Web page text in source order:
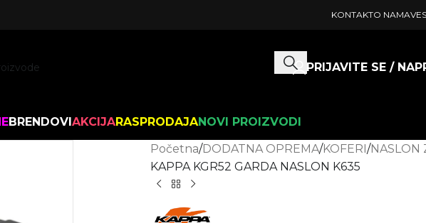
KONTAKTO NAMA
PRIJAVITE SE /
BRENDOVIAKCIJARASPRODAJANOVI PROIZVODI
Početna DODATNA OPREMA KOFERI NASLON
KAPPA KGR52 GARDA NASLON K635